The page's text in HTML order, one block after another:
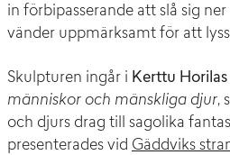
in förbipasserande att slå sig
vänder uppmärksamt för att
Skulpturen ingår i Kerttu Horilas
människor och mänskliga djur,
och djurs drag till sagolika
presenterades vid Gäddviks